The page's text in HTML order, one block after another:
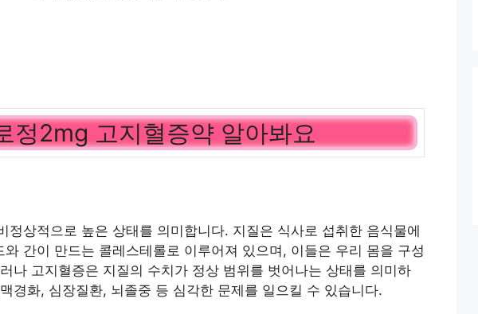
정2mg 고지혈증약 알아봐요
정상적으로 높은 상태를 의미합니다. 지질은 식사로 섭취한 음식물에
간이 만드는 콜레스테롤로 이루어져 있으며, 이들은 우리 몸을 구성
나 고지혈증은 지질의 수치가 정상 범위를 벗어나는 상태를 의미하
경화, 심장질환, 뇌졸중 등 심각한 문제를 일으킬 수 있습니다.